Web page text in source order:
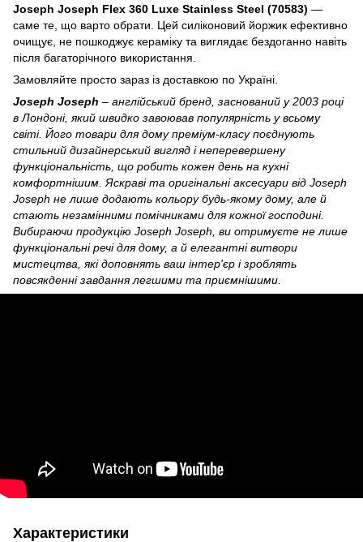
Joseph Joseph Flex 360 Luxe Stainless Steel (70583) —
саме те, що варто обрати. Цей силіконовий йоржик ефективно
очищує, не пошкоджує кераміку та виглядає бездоганно навіть
після багаторічного використання.
Замовляйте просто зараз із доставкою по Україні.
Joseph Joseph – англійський бренд, заснований у 2003 році
в Лондоні, який швидко завоював популярність у всьому
світі. Його товари для дому преміум-класу поєднують
стильний дизайнерський вигляд і неперевершену
функціональність, що робить кожен день на кухні
комфортнішим. Яскраві та оригінальні аксесуари від Joseph
Joseph не лише додають кольору будь-якому дому, але й
стають незамінними помічниками для кожної господині.
Вибираючи продукцію Joseph Joseph, ви отримуєте не лише
функціональні речі для дому, а й елегантні витвори
мистецтва, які доповнять ваш інтер'єр і зроблять
повсякденні завдання легшими та приємнішими.
Характеристики